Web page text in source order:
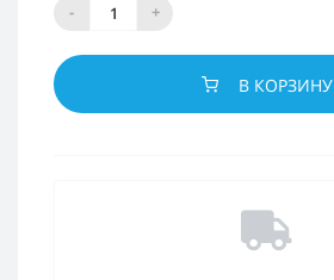
-
+
В КОРЗИНУ